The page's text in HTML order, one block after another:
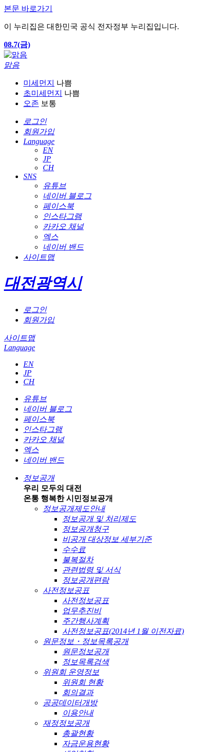
본문 바로가기
이 누리집은 대한민국 공식 전자정부 누리집입니다.
08.7(금)
맑음
미세먼지
나쁨
초미세먼지
나쁨
오존 보통
로그인
회원가입
Language
EN
JP
CH
SNS
유튜브
네이버 블로그
페이스북
인스타그램
카카오 채널
엑스
네이버 밴드
사이트맵
대전광역시
로그인
회원가입
사이트맵
Language
EN
JP
CH
유튜브
네이버 블로그
페이스북
인스타그램
카카오 채널
엑스
네이버 밴드
정보공개
우리 모두의 대전
온통 행복한 시민정보공개
정보공개제도안내
정보공개 및 처리제도
정보공개청구
비공개 대상정보 세부기준
수수료
불복절차
관련법령 및 서식
정보공개편람
사전정보공표
사전정보공표
업무추진비
주간행사계획
사전정보공표(2014년 1월 이전자료)
원문정보・정보목록공개
원문정보공개
정보목록검색
위원회 운영정보
위원회 현황
회의결과
공공데이터개방
이용안내
재정정보공개
총괄현황
자금운용현황